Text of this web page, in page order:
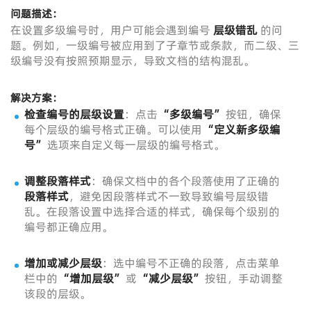
问题描述：
在设置多级编号时，用户可能会遇到编号 层级错乱 的问
题。例如，一级编号被应用到了子章节或条款，而二级、三
级编号没有按照预期显示，导致文档的结构混乱。
解决方案：
检查编号的层级设置：点击 “多级编号” 按钮，确保
每个层级的编号格式正确。可以使用 “定义新多级编
号” 选项来自定义每一层级的编号格式。
调整段落样式：确保文档中的各个段落使用了正确的
段落样式，避免因段落样式不一致导致编号层级错
乱。在段落设置中选择合适的样式，确保每个级别的
编号都正确应用。
增加或减少层级：选中编号不正确的段落，点击菜单
栏中的 “增加层级” 或 “减少层级” 按钮，手动调整
该段的层级。